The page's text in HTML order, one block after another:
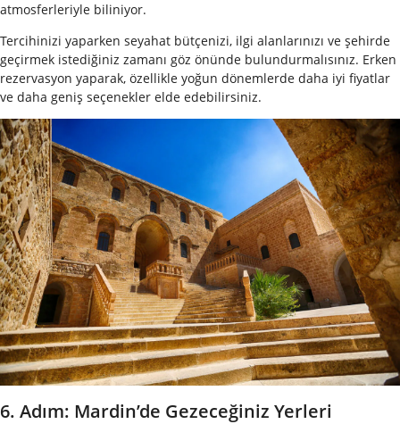
atmosferleriyle biliniyor.
Tercihinizi yaparken seyahat bütçenizi, ilgi alanlarınızı ve şehirde
geçirmek istediğiniz zamanı göz önünde bulundurmalısınız. Erken
rezervasyon yaparak, özellikle yoğun dönemlerde daha iyi fiyatlar
ve daha geniş seçenekler elde edebilirsiniz.
6. Adım: Mardin’de Gezeceğiniz Yerleri